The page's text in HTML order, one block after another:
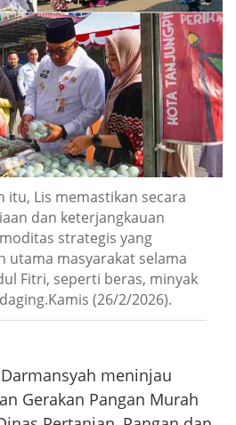
itu, Lis memastikan secara
dan keterjangkauan
strategis yang
utama masyarakat selama
Fitri, seperti beras, minyak
(26/2/2026).
meninjau
Gerakan Pangan Murah